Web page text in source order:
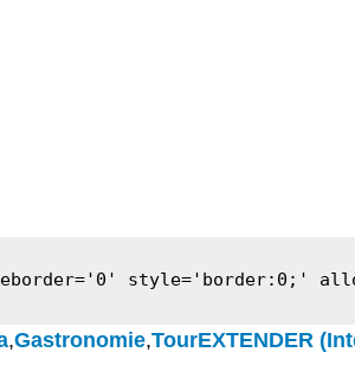
style='border:0;'
,Gastronomie,TourEXTENDER